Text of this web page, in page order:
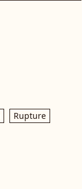
Rupture